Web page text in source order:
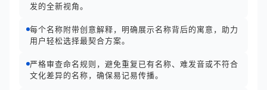
发的全新视角。
每个名称附带创意解释，明确展示名称背后的寓意，助力
用户轻松选择最契合方案。
严格审查命名规则，避免重复已有名称、难发音或不符合
文化差异的名称，确保易记易传播。